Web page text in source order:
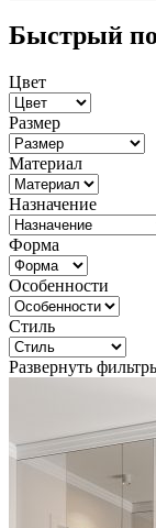
Быстрый
Цвет
Размер
Материал
Назначение
Форма
Особенности
Стиль
Развернуть